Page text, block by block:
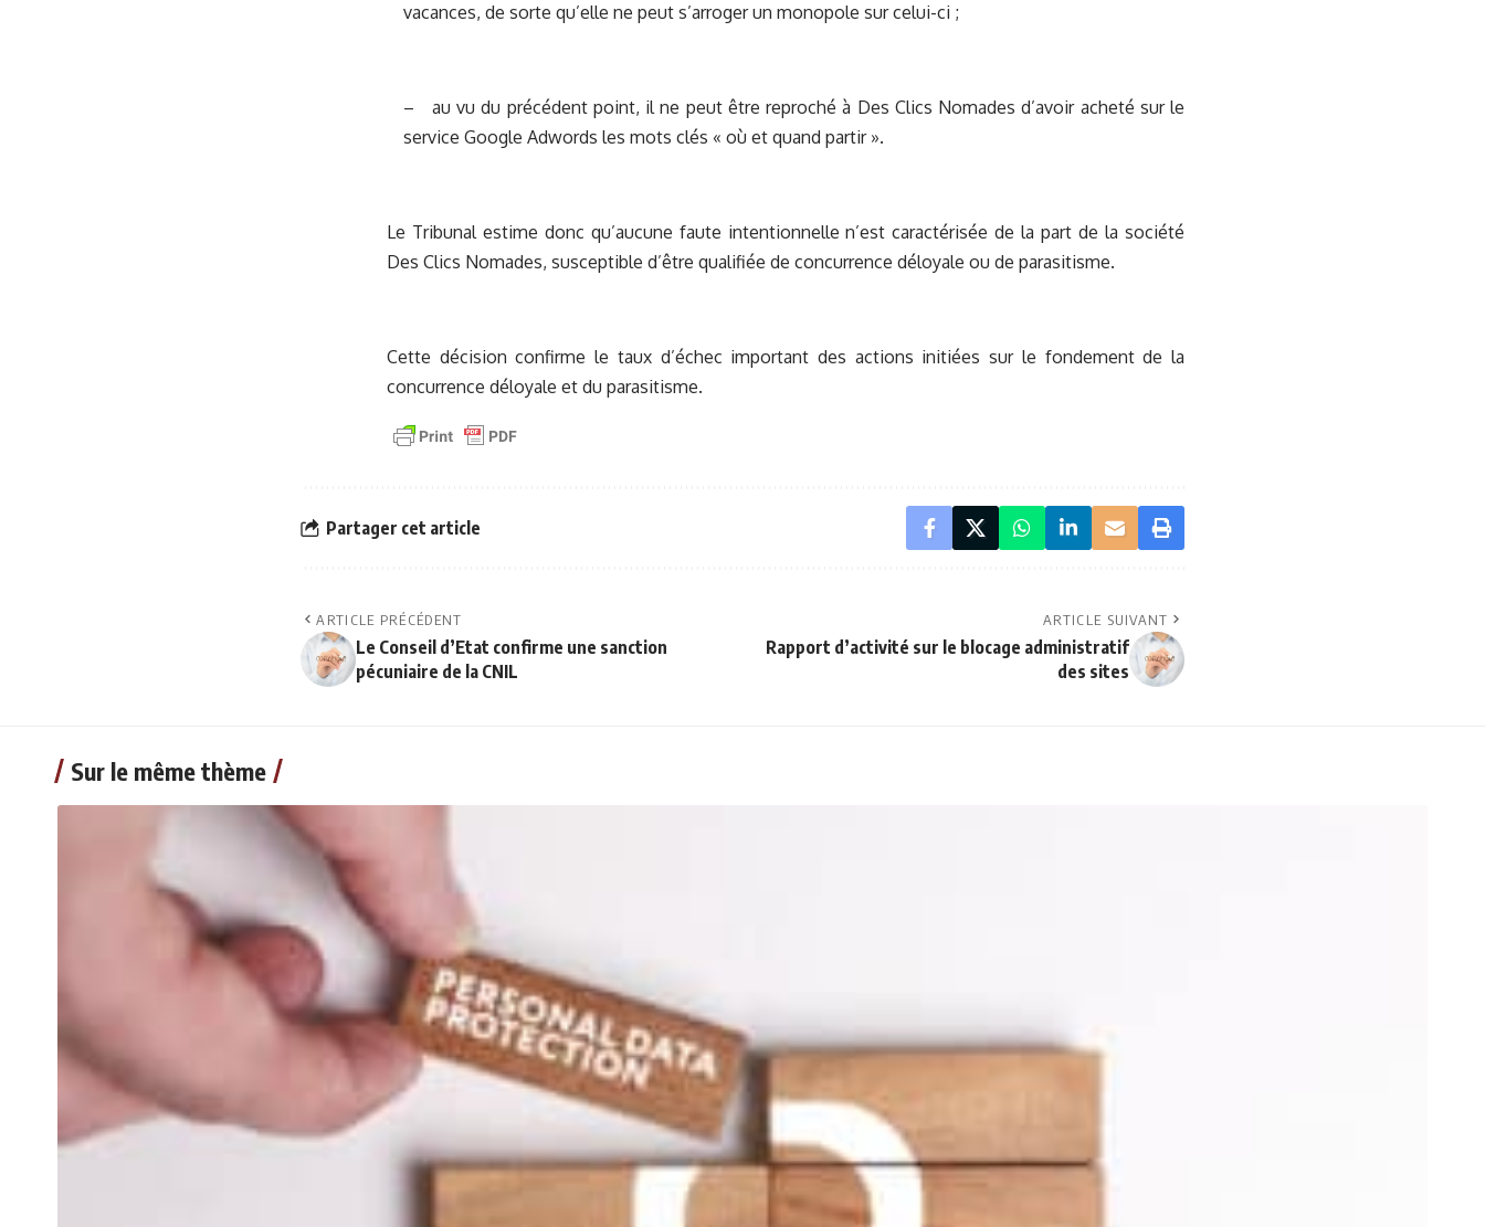
vacances, de sorte qu’elle ne peut s’arroger un monopole sur celui-ci ;
– au vu du précédent point, il ne peut être reproché à Des Clics Nomades d’avoir acheté sur le
service Google Adwords les mots clés « où et quand partir ».
Le Tribunal estime donc qu’aucune faute intentionnelle n’est caractérisée de la part de la société
Des Clics Nomades, susceptible d’être qualifiée de concurrence déloyale ou de parasitisme.
Cette décision confirme le taux d’échec important des actions initiées sur le fondement de la
concurrence déloyale et du parasitisme.
Partager cet article
ARTICLE PRÉCÉDENT
Le Conseil d’Etat confirme une sanction
pécuniaire de la CNIL
ARTICLE SUIVANT
Rapport d’activité sur le blocage administratif
des sites
Sur le même thème